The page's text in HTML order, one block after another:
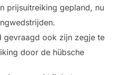
prijsuitreiking gepland, nu
gevraagd ook zijn zegje te
door de hübsche